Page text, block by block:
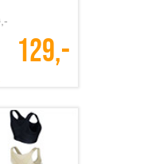
,-
129,-